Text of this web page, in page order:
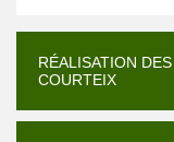
RÉALISATION
COURTEIX